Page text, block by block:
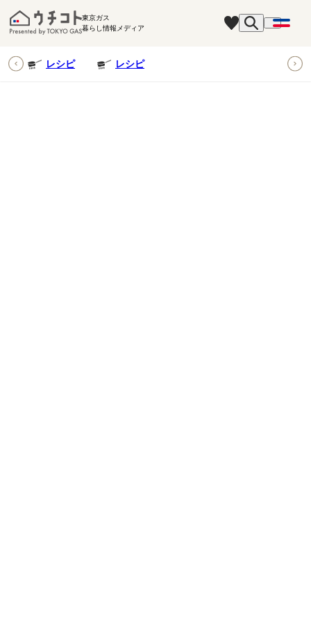
東京ガス
暮らし情報メディア
レシピ レシピ